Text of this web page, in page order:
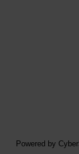
Powered by